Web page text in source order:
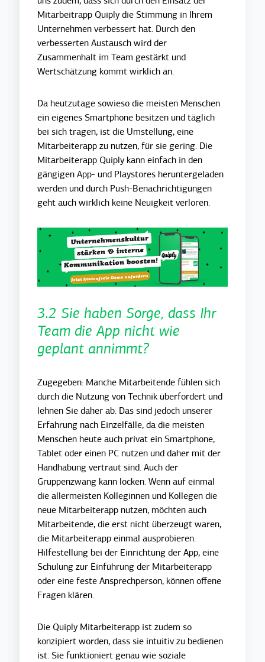
Mitarbeitrapp Quiply die Stimmung in Ihrem
Unternehmen verbessert hat. Durch den
verbesserten Austausch wird der
Zusammenhalt im Team gestärkt und
Wertschätzung kommt wirklich an.
Da heutzutage sowieso die meisten Menschen
ein eigenes Smartphone besitzen und täglich
bei sich tragen, ist die Umstellung, eine
Mitarbeiterapp zu nutzen, für sie gering. Die
Mitarbeiterapp Quiply kann einfach in den
gängigen App- und Playstores heruntergeladen
werden und durch Push-Benachrichtigungen
geht auch wirklich keine Neuigkeit verloren.
3.2 Sie haben Sorge, dass Ihr
Team die App nicht wie
geplant annimmt?
Zugegeben: Manche Mitarbeitende fühlen sich
durch die Nutzung von Technik überfordert und
lehnen Sie daher ab. Das sind jedoch unserer
Erfahrung nach Einzelfälle, da die meisten
Menschen heute auch privat ein Smartphone,
Tablet oder einen PC nutzen und daher mit der
Handhabung vertraut sind. Auch der
Gruppenzwang kann locken. Wenn auf einmal
die allermeisten Kolleginnen und Kollegen die
neue Mitarbeiterapp nutzen, möchten auch
Mitarbeitende, die erst nicht überzeugt waren,
die Mitarbeiterapp einmal ausprobieren.
Hilfestellung bei der Einrichtung der App, eine
Schulung zur Einführung der Mitarbeiterapp
oder eine feste Ansprechperson, können offene
Fragen klären.
Die Quiply Mitarbeiterapp ist zudem so
konzipiert worden, dass sie intuitiv zu bedienen
ist. Sie funktioniert genau wie soziale